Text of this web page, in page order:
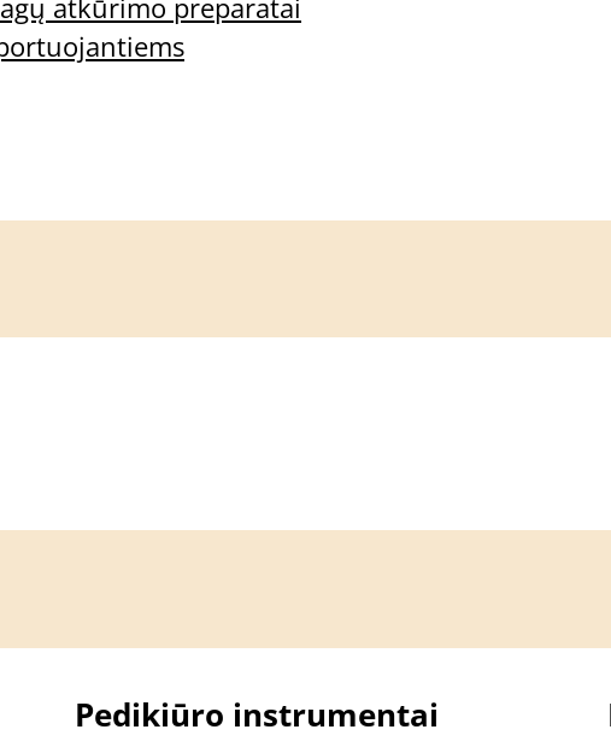
atkūrimo preparatai
Pedikiūro instrumentai
klausimai